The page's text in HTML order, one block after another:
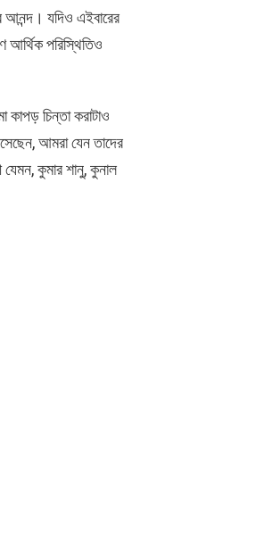
আনন্দ। যদিও এইবারের
আর্থিক পরিস্থিতিও
চিন্তা করাটাও
আমরা যেন তাদের
যেমন, কুমার শানু, কুনাল